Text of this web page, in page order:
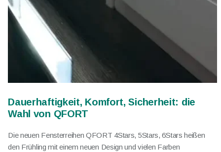
Dauerhaftigkeit, Komfort, Sicherheit: die
Wahl von QFORT
Die neuen Fensterreihen QFORT 4Stars, 5Stars, 6Stars heißen
den Frühling mit einem neuen Design und vielen Farben